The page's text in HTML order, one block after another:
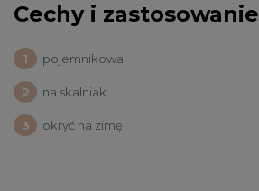
Cechy i zastosowanie
pojemnikowa
na skalniak
okryć na zimę